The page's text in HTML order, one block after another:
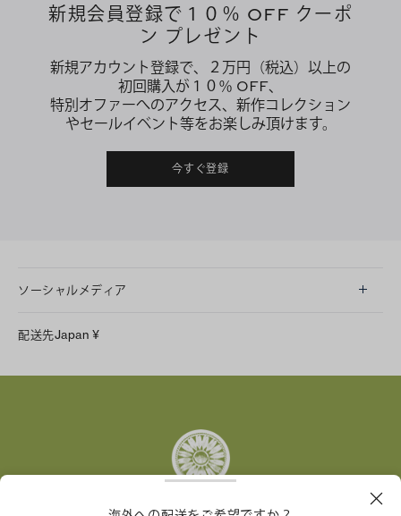
新規会員登録で１０％ OFF クーポ
ン プレゼント
新規アカウント登録で、２万円（税込）以上の
初回購入が１０％ OFF、
特別オファーへのアクセス、新作コレクション
やセールイベント等をお楽しみ頂けます。
今すぐ登録
ソーシャルメディア
Facebook
配送先Japan ¥